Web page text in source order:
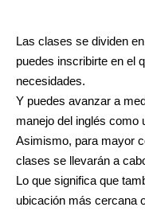
Las clases se dividen
puedes inscribirte en el
necesidades.
Y puedes avanzar a
manejo del inglés como
Asimismo, para mayor
clases se llevarán a
Lo que significa que
ubicación más cercana